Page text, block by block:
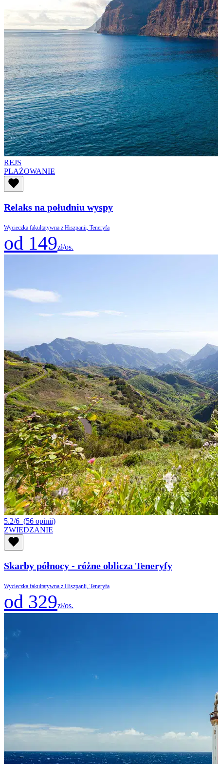
REJS
PLAŻOWANIE
Relaks na południu wyspy
Wycieczka fakultatywna z Hiszpanii, Teneryfa
od 149zł/os.
5.2/6 (56 opinii)
ZWIEDZANIE
Skarby północy - różne oblicza Teneryfy
Wycieczka fakultatywna z Hiszpanii, Teneryfa
od 329zł/os.